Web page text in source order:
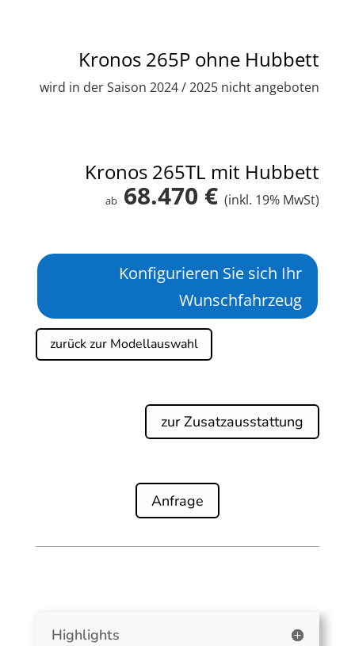
Kronos 265P ohne Hubbett
wird in der Saison 2024 / 2025 nicht angeboten
Kronos 265TL mit Hubbett
ab 68.470 €(inkl. 19% MwSt)
Konfigurieren Sie sich Ihr
Wunschfahrzeug
zurück zur Modellauswahl
zur Zusatzausstattung
Anfrage
Highlights